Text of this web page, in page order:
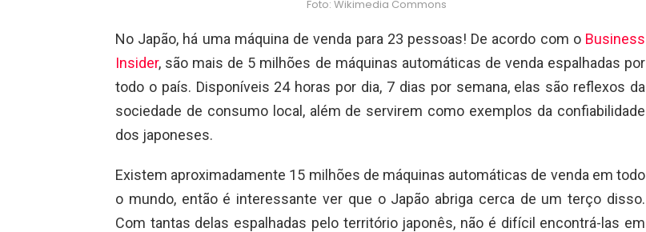
Foto: Wikimedia Commons
No Japão, há uma máquina de venda para 23 pessoas! De acordo com o Business
Insider, são mais de 5 milhões de máquinas automáticas de venda espalhadas por
todo o país. Disponíveis 24 horas por dia, 7 dias por semana, elas são reflexos da
sociedade de consumo local, além de servirem como exemplos da confiabilidade
dos japoneses.
Existem aproximadamente 15 milhões de máquinas automáticas de venda em todo
o mundo, então é interessante ver que o Japão abriga cerca de um terço disso.
Com tantas delas espalhadas pelo território japonês, não é difícil encontrá-las em